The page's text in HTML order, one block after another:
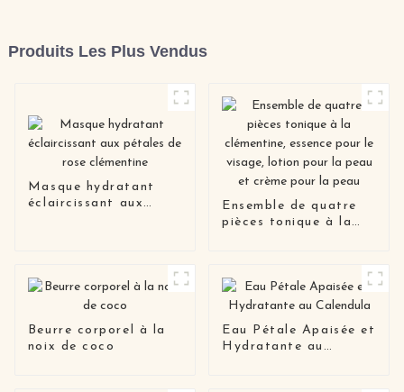
Produits Les Plus Vendus
Masque hydratant
éclaircissant aux
Ensemble de quatre
pièces tonique à la
pour la peau et crème
pour la peau
Beurre corporel à la
noix de coco
Eau Pétale Apaisée et
Hydratante au